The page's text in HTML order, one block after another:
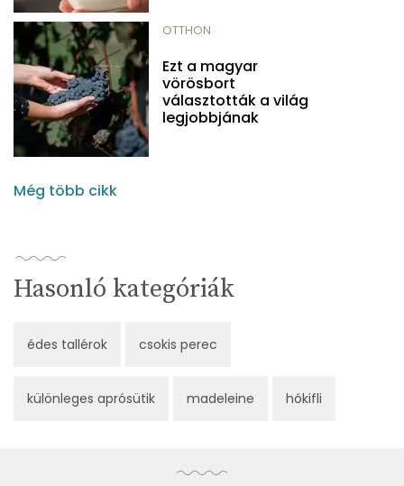
OTTHON
Ezt a magyar
vörösbort
választották a világ
legjobbjának
Még több cikk
Hasonló kategóriák
édes tallérok csokis perec
különleges aprósütik madeleine hókifli